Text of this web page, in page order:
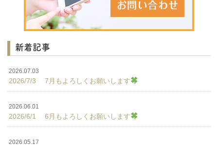
新着記事
2026.07.03
2026/7/3 7月もよろしくお願いします
2026.06.01
2026/6/1 6月もよろしくお願いします
2026.05.17